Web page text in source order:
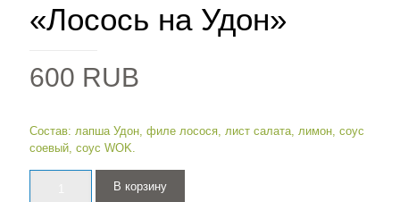
«Лосось на Удон»
600 RUB
Состав: лапша Удон, филе лосося, лист салата, лимон, соус
соевый, соус WOK.
В корзину